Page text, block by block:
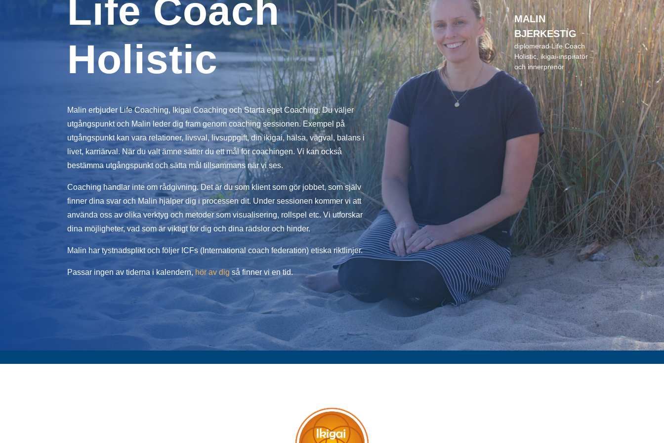
Life Coach
Holistic
Malin erbjuder Life Coaching, Ikigai Coaching och Starta eget Coaching. Du väljer
utgångspunkt och Malin leder dig fram genom coaching sessionen. Exempel på
utgångspunkt kan vara relationer, livsval, livsuppgift, din ikigai, hälsa, vägval, balans i
livet, karriärval. När du valt ämne sätter du ett mål för coachingen. Vi kan också
bestämma utgångspunkt och sätta mål tillsammans när vi ses.
Coaching handlar inte om rådgivning. Det är du som klient som gör jobbet, som själv
finner dina svar och Malin hjälper dig i processen dit. Under sessionen kommer vi att
använda oss av olika verktyg och metoder som visualisering, rollspel etc. Vi utforskar
dina möjligheter, vad som är viktigt för dig och dina rädslor och hinder.
Malin har tystnadsplikt och följer ICFs (International coach federation) etiska riktlinjer.
Passar ingen av tiderna i kalendern, hör av dig så finner vi en tid.
MALIN
BJERKESTIG
diplomerad Life Coach
Holistic, ikigai-inspiratör
och innerprenör